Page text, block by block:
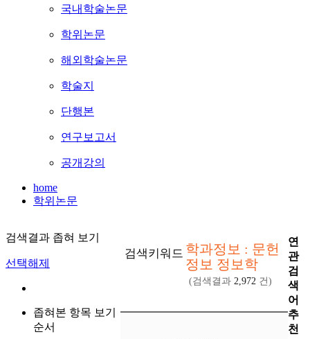
국내학술논문
학위논문
해외학술논문
학술지
단행본
연구보고서
공개강의
home
학위논문
검색결과 좁혀 보기
선택해제
좁혀본 항목 보기
순서
검색키워드 학과정보 : 문헌
정보 정보학
(검색결과 2,972 건)
연
관
검
색
어
추
천